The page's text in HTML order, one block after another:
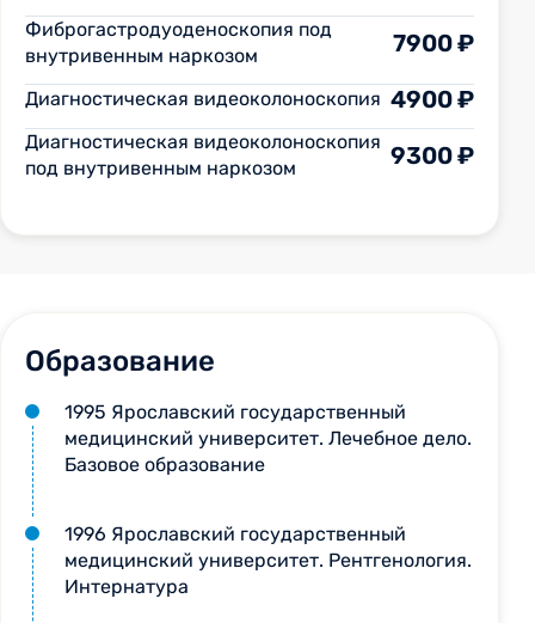
Фиброгастродуоденоскопия под
внутривенным наркозом
7900 ₽
Диагностическая видеоколоноскопия 4900 ₽
Диагностическая видеоколоноскопия
под внутривенным наркозом
9300 ₽
Образование
1995 Ярославский государственный
медицинский университет. Лечебное дело.
Базовое образование
1996 Ярославский государственный
медицинский университет. Рентгенология.
Интернатура